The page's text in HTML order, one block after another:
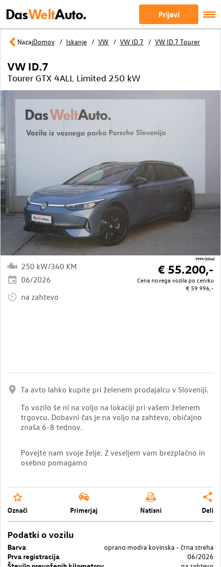
DasWeltAuto. Prijavi
NazajDomov Iskanje VW VW ID.7 VW ID.7 Tourer
9999/00040
VW ID.7
Tourer GTX 4ALL Limited 250 kW
250 kW/340 KM
06/2026
na zahtevo
€ 55.200,-
Cena novega vozila po ceniku
€ 59.996,-
Ta avto lahko kupite pri želenem prodajalcu v Sloveniji.
To vozilo še ni na voljo na lokaciji pri vašem želenem
trgovcu. Dobavni čas je na voljo na zahtevo, običajno
znaša 6-8 tednov.
Povejte nam svoje želje. Z veseljem vam brezplačno in
osebno pomagamo
Označi Primerjaj Natisni Deli
Podatki o vozilu
Barva
oprano modra kovinska - črna streha
Prva registracija
06/2026